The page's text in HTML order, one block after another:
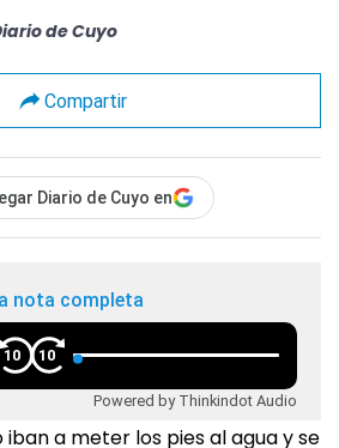
de Cuyo
Compartir
Diario de Cuyo en
nota completa
10 10
Powered by Thinkindot Audio
iban a meter los pies al agua y se